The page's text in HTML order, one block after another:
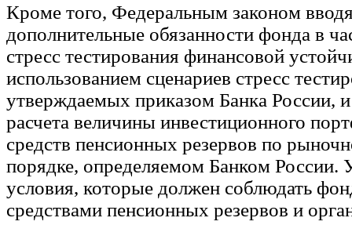
Кроме того, Федеральным законом
дополнительные обязанности фонда в
стресс тестирования финансовой
использованием сценариев стресс
утверждаемых приказом Банка России,
расчета величины инвестиционного
средств пенсионных резервов по
порядке, определяемом Банком России.
условия, которые должен соблюдать
средствами пенсионных резервов и